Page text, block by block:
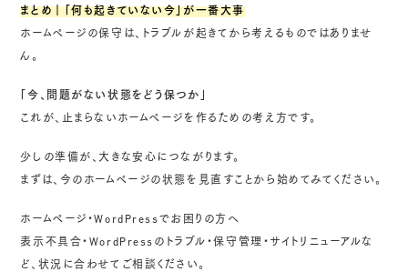
まとめ｜「何も起きていない今」が一番大事
ホームページの保守は、トラブルが起きてから考えるものではありませ
ん。
「今、問題がない状態をどう保つか」
これが、止まらないホームページを作るための考え方です。
少しの準備が、大きな安心につながります。
まずは、今のホームページの状態を見直すことから始めてみてください。
ホームページ・WordPressでお困りの方へ
表示不具合・WordPressのトラブル・保守管理・サイトリニューアルな
ど、状況に合わせてご相談ください。